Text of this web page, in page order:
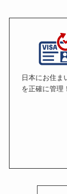
日本にお住ま
を正確に管理